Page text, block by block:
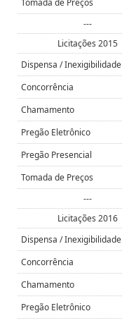
Tomada de Preços
---
Licitações 2015
Dispensa / Inexigibilidade
Concorrência
Chamamento
Pregão Eletrônico
Pregão Presencial
Tomada de Preços
---
Licitações 2016
Dispensa / Inexigibilidade
Concorrência
Chamamento
Pregão Eletrônico